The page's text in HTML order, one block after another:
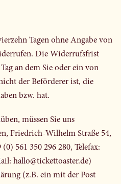
Tagen ohne Angabe von
Die Widerrufsfrist
an dem Sie oder ein von
der Beförderer ist, die
bzw. hat.
müssen Sie uns
Friedrich-Wilhelm Straße 54,
561 350 296 280, Telefax:
hallo@tickettoaster.de)
(z.B. ein mit der Post